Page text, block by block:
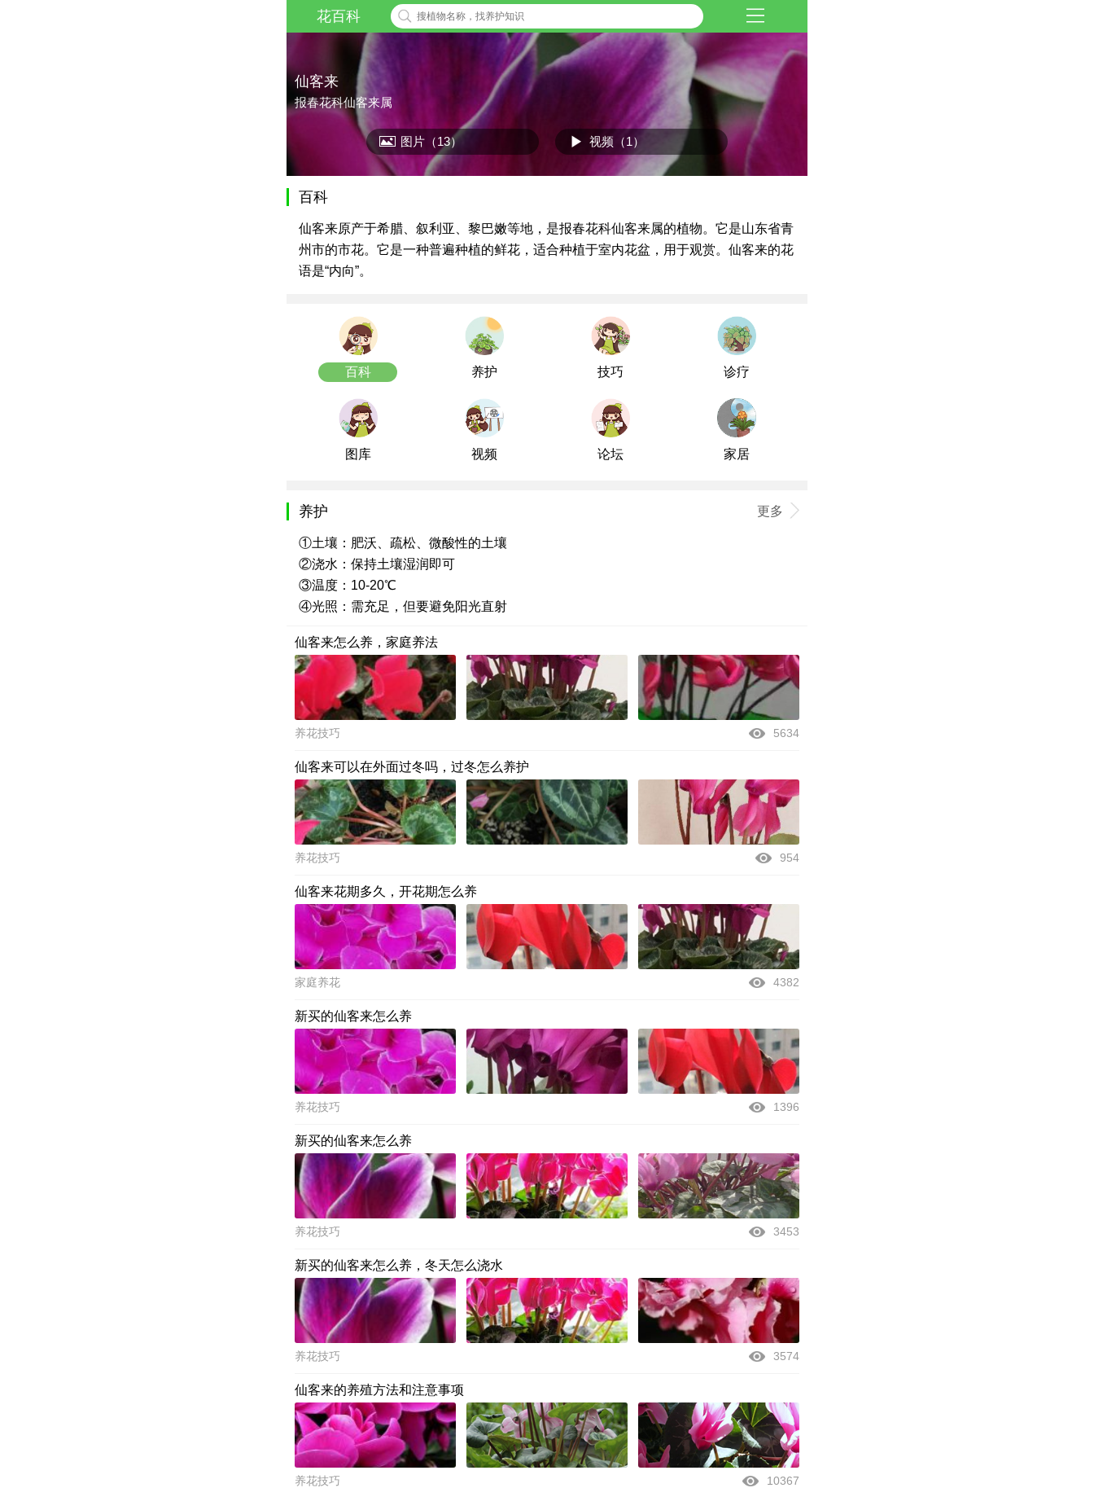
花百科
仙客来
报春花科仙客来属
图片（13） 视频（1）
百科
仙客来原产于希腊、叙利亚、黎巴嫩等地，是报春花科仙客来属的植物。它是山东省青
州市的市花。它是一种普遍种植的鲜花，适合种植于室内花盆，用于观赏。仙客来的花
语是“内向”。
百科 养护 技巧 诊疗
图库 视频 论坛 家居
养护 更多
①土壤：肥沃、疏松、微酸性的土壤
②浇水：保持土壤湿润即可
③温度：10-20℃
④光照：需充足，但要避免阳光直射
仙客来怎么养，家庭养法
养花技巧 5634
仙客来可以在外面过冬吗，过冬怎么养护
养花技巧 954
仙客来花期多久，开花期怎么养
家庭养花 4382
新买的仙客来怎么养
养花技巧 1396
新买的仙客来怎么养
养花技巧 3453
新买的仙客来怎么养，冬天怎么浇水
养花技巧 3574
仙客来的养殖方法和注意事项
养花技巧 10367